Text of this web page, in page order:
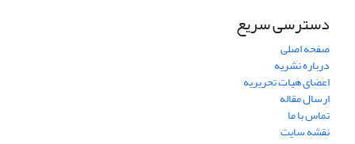
دسترسی سریع
صفحه اصلی
درباره نشریه
اعضای هیات تحریریه
ارسال مقاله
تماس با ما
نقشه سایت